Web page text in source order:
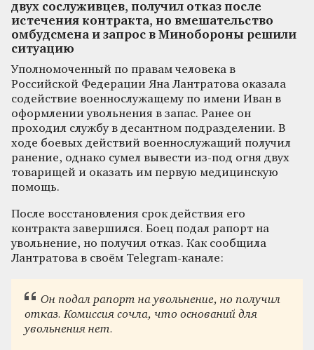
двух сослуживцев, получил отказ после
истечения контракта, но вмешательство
омбудсмена и запрос в Минобороны решили
ситуацию
Уполномоченный по правам человека в
Российской Федерации Яна Лантратова оказала
содействие военнослужащему по имени Иван в
оформлении увольнения в запас. Ранее он
проходил службу в десантном подразделении. В
ходе боевых действий военнослужащий получил
ранение, однако сумел вывести из-под огня двух
товарищей и оказать им первую медицинскую
помощь.
После восстановления срок действия его
контракта завершился. Боец подал рапорт на
увольнение, но получил отказ. Как сообщила
Лантратова в своём Telegram-канале:
Он подал рапорт на увольнение, но получил
отказ. Комиссия сочла, что оснований для
увольнения нет.